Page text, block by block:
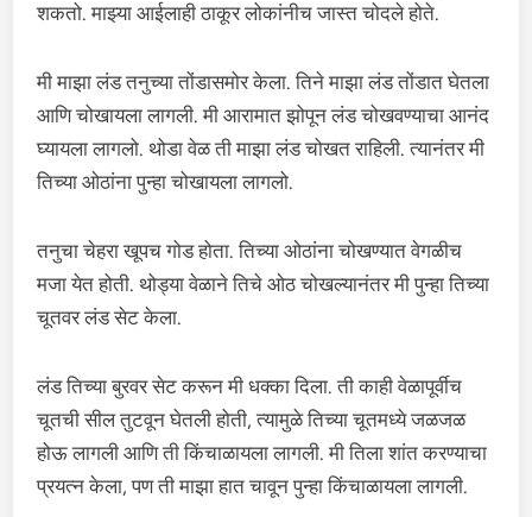
शकतो. माझ्या आईलाही ठाकूर लोकांनीच जास्त चोदले होते.
मी माझा लंड तनुच्या तोंडासमोर केला. तिने माझा लंड तोंडात घेतला
आणि चोखायला लागली. मी आरामात झोपून लंड चोखवण्याचा आनंद
घ्यायला लागलो. थोडा वेळ ती माझा लंड चोखत राहिली. त्यानंतर मी
तिच्या ओठांना पुन्हा चोखायला लागलो.
तनुचा चेहरा खूपच गोड होता. तिच्या ओठांना चोखण्यात वेगळीच
मजा येत होती. थोड्या वेळाने तिचे ओठ चोखल्यानंतर मी पुन्हा तिच्या
चूतवर लंड सेट केला.
लंड तिच्या बुरवर सेट करून मी धक्का दिला. ती काही वेळापूर्वीच
चूतची सील तुटवून घेतली होती, त्यामुळे तिच्या चूतमध्ये जळजळ
होऊ लागली आणि ती किंचाळायला लागली. मी तिला शांत करण्याचा
प्रयत्न केला, पण ती माझा हात चावून पुन्हा किंचाळायला लागली.